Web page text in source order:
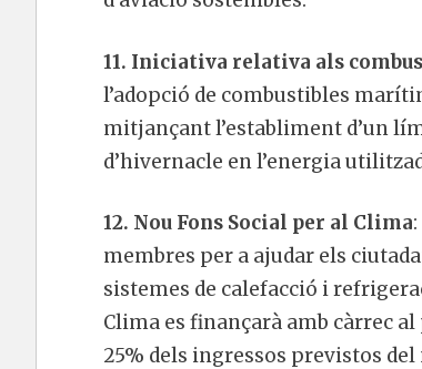
11. Iniciativa relativa als
l’adopció de combustibles
mitjançant l’establiment d’un
d’hivernacle en l’energia
12. Nou Fons Social per al Clima
membres per a ajudar els
sistemes de calefacció i
Clima es finançarà amb càrrec
25% dels ingressos previstos